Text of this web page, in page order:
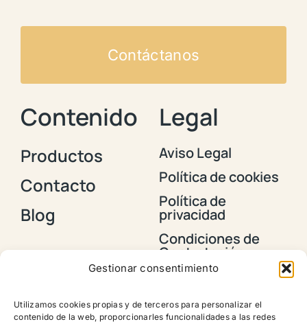
Gestionar consentimiento
Utilizamos cookies propias y de terceros para personalizar el
contenido de la web, proporcionarles funcionalidades a las redes
Contáctanos
Contenido
Productos
Contacto
Blog
Legal
Aviso Legal
Política de cookies
Política de
privacidad
Condiciones de
Contratación y
Envios
devoluciones,
reembolsos y